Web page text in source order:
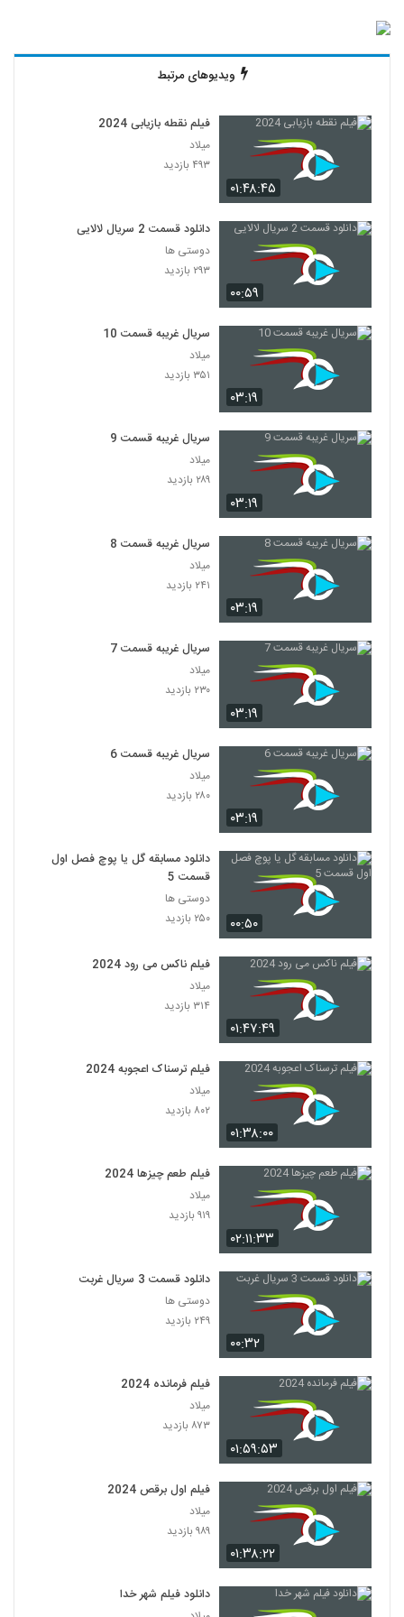
ویدیوهای مرتبط
۰۱:۴۸:۴۵
فیلم نقطه بازیابی 2024
میلاد
۴۹۳ بازدید
۰۰:۵۹
دانلود قسمت 2 سریال لالایی
دوستی ها
۲۹۳ بازدید
۰۳:۱۹
سریال غریبه قسمت 10
میلاد
۳۵۱ بازدید
۰۳:۱۹
سریال غریبه قسمت 9
میلاد
۲۸۹ بازدید
۰۳:۱۹
سریال غریبه قسمت 8
میلاد
۲۴۱ بازدید
۰۳:۱۹
سریال غریبه قسمت 7
میلاد
۲۳۰ بازدید
۰۳:۱۹
سریال غریبه قسمت 6
میلاد
۲۸۰ بازدید
۰۰:۵۰
دانلود مسابقه گل یا پوچ فصل اول
قسمت 5
دوستی ها
۲۵۰ بازدید
۰۱:۴۷:۴۹
فیلم ناکس می رود 2024
میلاد
۳۱۴ بازدید
۰۱:۳۸:۰۰
فیلم ترسناک اعجوبه 2024
میلاد
۸۰۲ بازدید
۰۲:۱۱:۳۳
فیلم طعم چیزها 2024
میلاد
۹۱۹ بازدید
۰۰:۳۲
دانلود قسمت 3 سریال غربت
دوستی ها
۲۴۹ بازدید
۰۱:۵۹:۵۳
فیلم فرمانده 2024
میلاد
۸۷۳ بازدید
۰۱:۳۸:۲۲
فیلم اول برقص 2024
میلاد
۹۸۹ بازدید
دانلود فیلم شهر خدا